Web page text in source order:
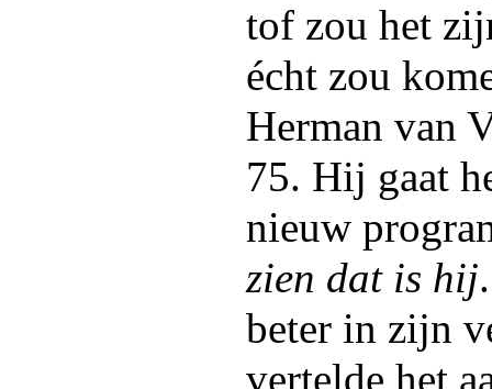
tof zou het
écht zou
Herman van
75. Hij gaat
nieuw
zien dat is hij
beter in zijn
vertelde het